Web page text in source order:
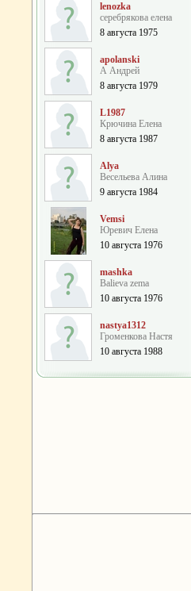
lenozka
серебрякова елена
8 августа 1975
apolanski
А Андрей
8 августа 1979
L1987
Крючина Елена
8 августа 1987
Alya
Весельева Алина
9 августа 1984
Vemsi
Юревич Елена
10 августа 1976
mashka
Balieva zema
10 августа 1976
nastya1312
Громенкова Настя
10 августа 1988